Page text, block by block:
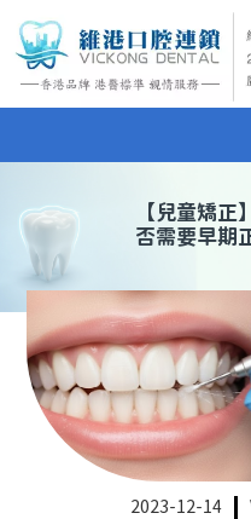
醫院簡介 hospital
醫生介紹doctor
醫療新聞 medical
種植牙dental implant
orthodontics
微信預約
WhatsApp預約
【兒童矯正
否需要早期
2023-12-14